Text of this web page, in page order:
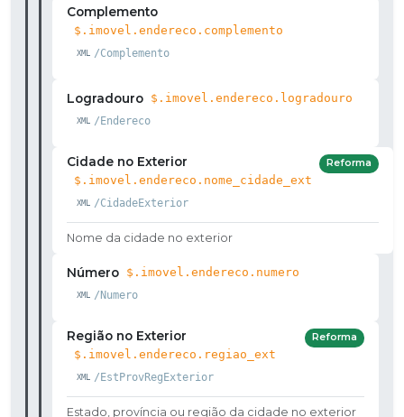
Complemento
$.imovel.endereco.complemento
/Complemento
Logradouro $.imovel.endereco.logradouro
/Endereco
Cidade no Exterior
$.imovel.endereco.nome_cidade_ext
/CidadeExterior
Reforma
Nome da cidade no exterior
Número $.imovel.endereco.numero
/Numero
Região no Exterior
$.imovel.endereco.regiao_ext
/EstProvRegExterior
Reforma
Estado, província ou região da cidade no exterior